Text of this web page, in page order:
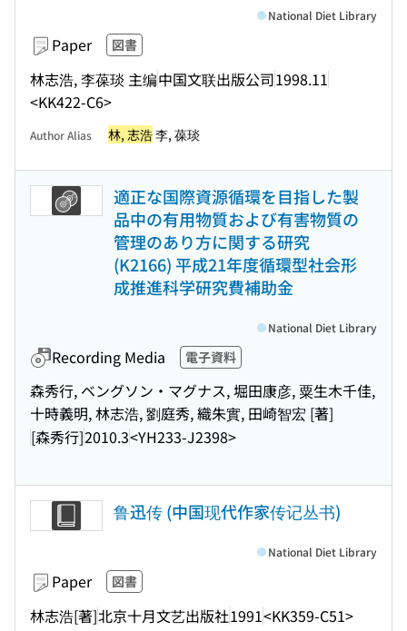
Paper 図書
林志浩, 李葆琰 主编中国文联出版公司1998.11
<KK422-C6>
National Diet Library
Author Alias 林, 志浩李, 葆琰
適正な国際資源循環を目指した製
品中の有用物質および有害物質の
管理のあり方に関する研究
(K2166) 平成21年度循環型社会形
成推進科学研究費補助金
Recording Media 電子資料
森秀行, ベングソン・マグナス, 堀田康彦, 粟生木千佳,
十時義明, 林志浩, 劉庭秀, 織朱實, 田崎智宏 [著]
[森秀行]2010.3<YH233-J2398>
National Diet Library
鲁迅传 (中国现代作家传记丛书)
Paper 図書
林志浩[著]北京十月文艺出版社1991<KK359-C51>
National Diet Library